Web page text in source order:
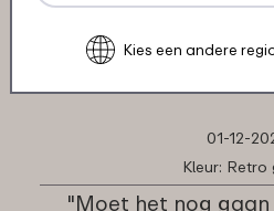
klant van
01-12-
Kleur: Retro
"Moet het nog gaan